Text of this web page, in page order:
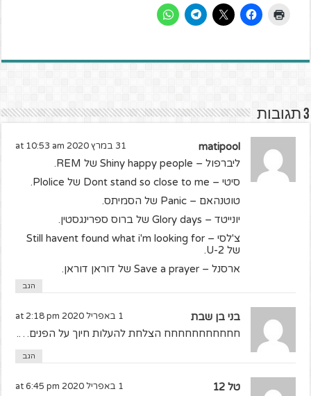
3 תגובות
matipool 31 במרץ 2020 at 10:53 am
ליברפול – Shiny happy people של REM.
סיטי – Dont stand so close to me של Plolice.
טוטנהאם – Panic של הסמיתס.
יונייטד – Glory days של ברוס ספרינגסטין.
צ'לסי – Still havent found what i'm looking for
של U-2.
ארסנל – Save a prayer של דוראן דוראן.
הגב
בני בן שבת 1 באפריל 2020 at 2:18 pm
חחחחחחחחחחח הצלחת להעלות חיוך על הפנים….
הגב
טל 12 1 באפריל 2020 at 6:45 pm